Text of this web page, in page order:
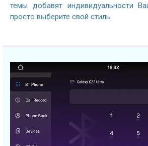
темы добавят индивидуальности
просто выберите свой стиль.